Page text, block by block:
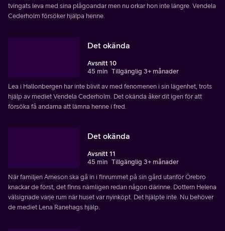
tvingats leva med sina plågoandar men nu orkar hon inte längre. Vendela
Cederholm försöker hjälpa henne.
Det okända
Avsnitt 10
45 min Tillgänglig 3+ månader
Lea i Hallonbergen har inte blivit av med fenomenen i sin lägenhet, trots
hjälp av mediet Vendela Cederholm. Det okända åker dit igen för att
försöka få andarna att lämna henne i fred.
Det okända
Avsnitt 11
45 min Tillgänglig 3+ månader
När familjen Arneson ska gå in i finrummet på sin gård utanför Örebro
knackar de först, det finns nämligen redan någon därinne. Dottern Helena
välsignade varje rum när huset var nyinköpt. Det hjälpte inte. Nu behöver
de mediet Lena Ranehags hjälp.